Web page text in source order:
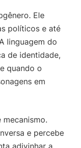
Ele
políticos e até
linguagem do
de identidade,
quando o
em
e percebe
adivinhar a